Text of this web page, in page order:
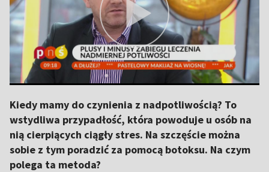
Kiedy mamy do czynienia z nadpotliwością? To
wstydliwa przypadłość, która powoduje u osób na
nią cierpiących ciągły stres. Na szczęście można
sobie z tym poradzić za pomocą botoksu. Na czym
polega ta metoda?